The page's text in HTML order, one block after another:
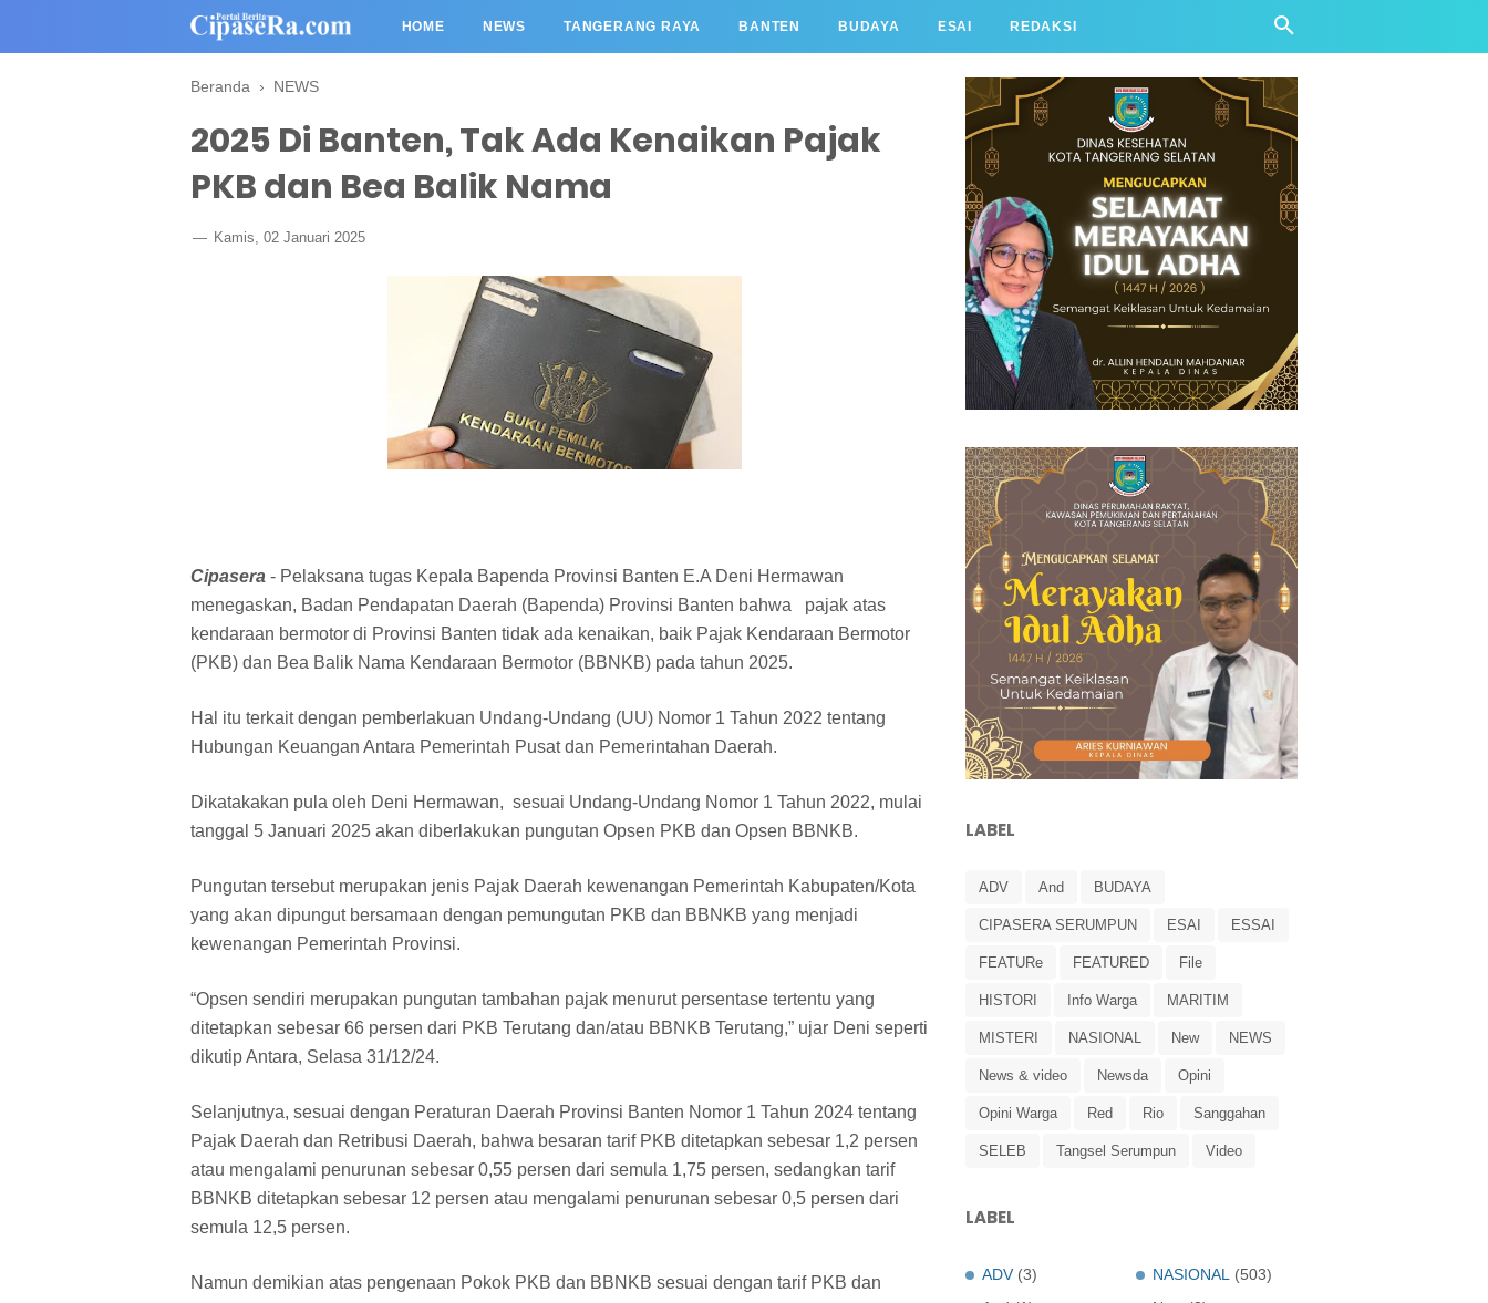
HOME NEWS TANGERANG RAYA BANTEN BUDAYA ESAI REDAKSI
Beranda › NEWS
2025 Di Banten, Tak Ada Kenaikan Pajak
PKB dan Bea Balik Nama
Kamis, 02 Januari 2025
Cipasera - Pelaksana tugas Kepala Bapenda Provinsi Banten E.A Deni Hermawan
menegaskan, Badan Pendapatan Daerah (Bapenda) Provinsi Banten bahwa pajak atas
kendaraan bermotor di Provinsi Banten tidak ada kenaikan, baik Pajak Kendaraan Bermotor
(PKB) dan Bea Balik Nama Kendaraan Bermotor (BBNKB) pada tahun 2025.
Hal itu terkait dengan pemberlakuan Undang-Undang (UU) Nomor 1 Tahun 2022 tentang
Hubungan Keuangan Antara Pemerintah Pusat dan Pemerintahan Daerah.
Dikatakakan pula oleh Deni Hermawan, sesuai Undang-Undang Nomor 1 Tahun 2022, mulai
tanggal 5 Januari 2025 akan diberlakukan pungutan Opsen PKB dan Opsen BBNKB.
Pungutan tersebut merupakan jenis Pajak Daerah kewenangan Pemerintah Kabupaten/Kota
yang akan dipungut bersamaan dengan pemungutan PKB dan BBNKB yang menjadi
kewenangan Pemerintah Provinsi.
“Opsen sendiri merupakan pungutan tambahan pajak menurut persentase tertentu yang
ditetapkan sebesar 66 persen dari PKB Terutang dan/atau BBNKB Terutang,” ujar Deni seperti
dikutip Antara, Selasa 31/12/24.
Selanjutnya, sesuai dengan Peraturan Daerah Provinsi Banten Nomor 1 Tahun 2024 tentang
Pajak Daerah dan Retribusi Daerah, bahwa besaran tarif PKB ditetapkan sebesar 1,2 persen
atau mengalami penurunan sebesar 0,55 persen dari semula 1,75 persen, sedangkan tarif
BBNKB ditetapkan sebesar 12 persen atau mengalami penurunan sebesar 0,5 persen dari
semula 12,5 persen.
Namun demikian atas pengenaan Pokok PKB dan BBNKB sesuai dengan tarif PKB dan
LABEL
ADV And BUDAYA
CIPASERA SERUMPUN ESAI ESSAI
FEATURe FEATURED File
HISTORI Info Warga MARITIM
MISTERI NASIONAL New NEWS
News & video Newsda Opini
Opini Warga Red Rio Sanggahan
SELEB Tangsel Serumpun Video
LABEL
ADV (3)
NASIONAL
(503)